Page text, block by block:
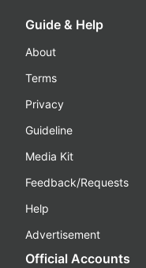
Guide & Help
About
Terms
Privacy
Guideline
Media Kit
Feedback/Requests
Help
Advertisement
Official Accounts